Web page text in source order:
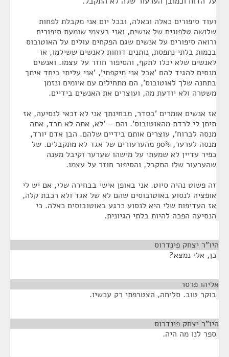
ועוד סיפורים כאלה וכאלה, ובכל יום אני מקבלת לפחות
שלושה טלפונים של אנשים, ואני בעצמי שומעת סיפורים
ורואה סיפורים על אנשים שגם הפקחים עולים על האוטובוס
בכמות בלתי נתפסת, נותנים דוחות לאנשים ששילמו, או
לאנשים שלא יכלו לתקף, והסיפור חוזר על עצמו. ואנשים
מנסים להגיד להם 'אבל אני תיקפתי', 'אני עליתי ביחד איתך
בתחנה שלך לאוטובוס', הם מתחילים עם איומים ונזמן
משטרה ולא יודעת מה, ועוצרים את האנשים בידיים.
אז אנשים אומרים 'בסדר, מבחינתך אני לא זכאי לנסיעה, אז
תיתן לי לרדת מהאוטובוס'. והם – 'לא, אתה לא תרד, אתה
מנסה לברוח', עוצרים אותם בידיים שלהם. הבן אדם יורד,
מנסה לערער, 90% מהערעורים של אגד לא מתקבלים. של
כפיר עדיין לא שמעתי על מישהו שערער וקיבל מענה
שהערעור שלו התקבל, והסיפור חוזר על עצמו.
זה פשוט נהיה סיוט. אני באופן אישי בבחירה שלי, אם יש לי
אופציה לנסוע באוטובוסים שהם לא של אגד ולא רכבת קלה,
אז העדיפות שלי היא לנסוע כרגע באוטובוסים כאלה. כי
הנסיעה הפכה להיות בלתי הגיונית.
היו"ר יצחק פינדרוס
כן, אלי נמצא?
אליהו פרסר
בוקר טוב. סליחה, הצטרפתי רק עכשיו.
היו"ר יצחק פינדרוס
ספר לנו מה היה.